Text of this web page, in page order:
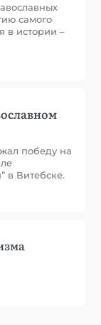
самого
в истории –
победу на
в Витебске.